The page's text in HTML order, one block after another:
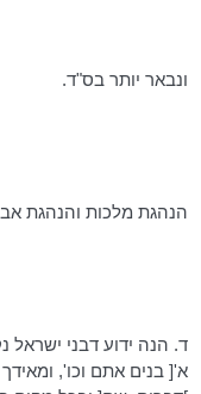
ונבאר יותר בס"ד.
הנהגת מלכות והנהגת אב
ד. הנה ידועדבני ישראל
א'[ בנים אתם וכו',